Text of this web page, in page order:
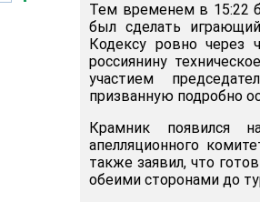
Тем временем в 15:22
был сделать
Кодексу ровно через
россиянину
участием
призванную подробно
Крамник появился
апелляционного
также заявил, что
обеими сторонами до